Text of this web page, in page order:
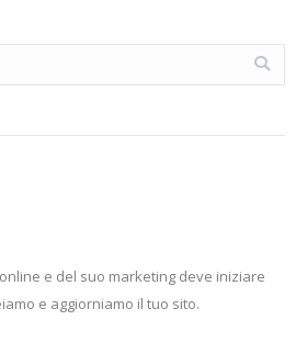
e del suo marketing deve iniziare
e aggiorniamo il tuo sito.